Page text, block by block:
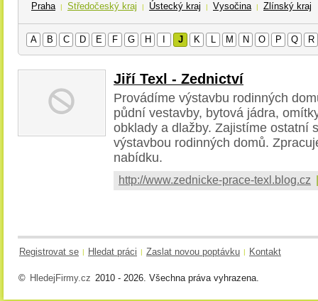
Praha
| Středočeský kraj | Ústecký kraj | Vysočina | Zlínský kraj
A B C D E F G H J K L M N O P Q R
Jiří Texl - Zednictví
Provádíme výstavbu rodinných
půdní vestavby, bytová jádra,
obklady a dlažby. Zajistíme ostatní
výstavbou rodinných domů.
nabídku.
http://www.zednicke-prace-texl.blog.cz |
Registrovat se | Hledat práci | Zaslat novou poptávku | Kontakt
© HledejFirmy.cz 2010 - 2026. Všechna práva vyhrazena.